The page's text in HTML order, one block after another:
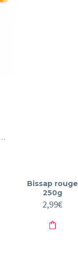
Bissap rouge
250g
2,99€